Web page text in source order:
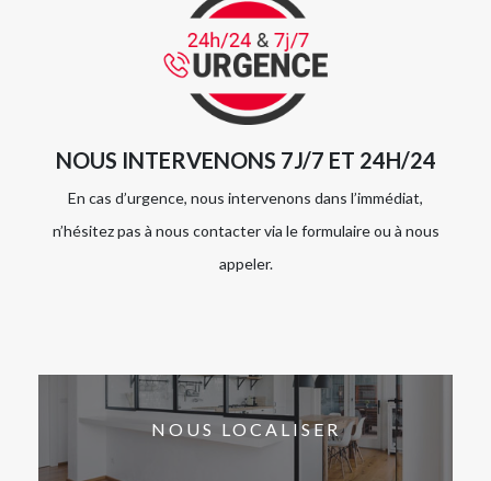
NOUS INTERVENONS 7J/7 ET 24H/24
En cas d’urgence, nous intervenons dans l’immédiat,
n’hésitez pas à nous contacter via le formulaire ou à nous
appeler.
NOUS LOCALISER